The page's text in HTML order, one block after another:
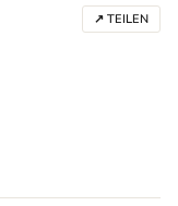
↗ TEILEN